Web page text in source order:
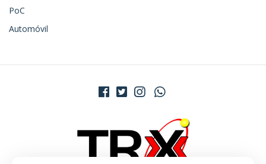
PoC
Automóvil